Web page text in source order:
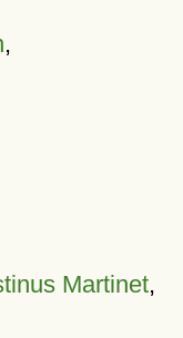
,
Martinet,